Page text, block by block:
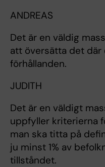
ANDREAS
Det är en väldig
att översätta det där
förhållanden.
JUDITH
Det är en väldigt
uppfyller kriterierna
man ska titta på
ju minst 1% av
tillståndet.